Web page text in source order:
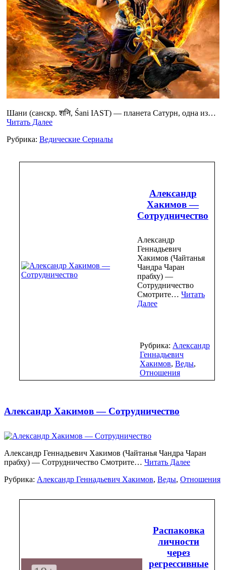
Шани (санскр. शनि, Śani IAST) — планета Сатурн, одна из…
Читать Далее
Рубрика: Ведические Сериалы
Александр
Хакимов —
Сотрудничество
Александр
Геннадьевич
Хакимов (Чайтанья
Чандра Чаран
прабху) —
Сотрудничество
Смотрите… Читать
Далее
Рубрика: Александр
Геннадьевич
Хакимов, Веды,
Отношения
Александр Хакимов — Сотрудничество
Александр Геннадьевич Хакимов (Чайтанья Чандра Чаран
прабху) — Сотрудничество Смотрите… Читать Далее
Рубрика: Александр Геннадьевич Хакимов, Веды, Отношения
Распаковка
личности
через
регрессивные